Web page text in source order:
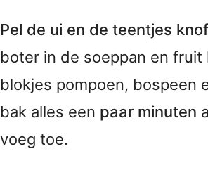
Pel de ui en de teentjes
boter in de soeppan en
blokjes pompoen, bospeen
bak alles een paar minuten
voeg toe.